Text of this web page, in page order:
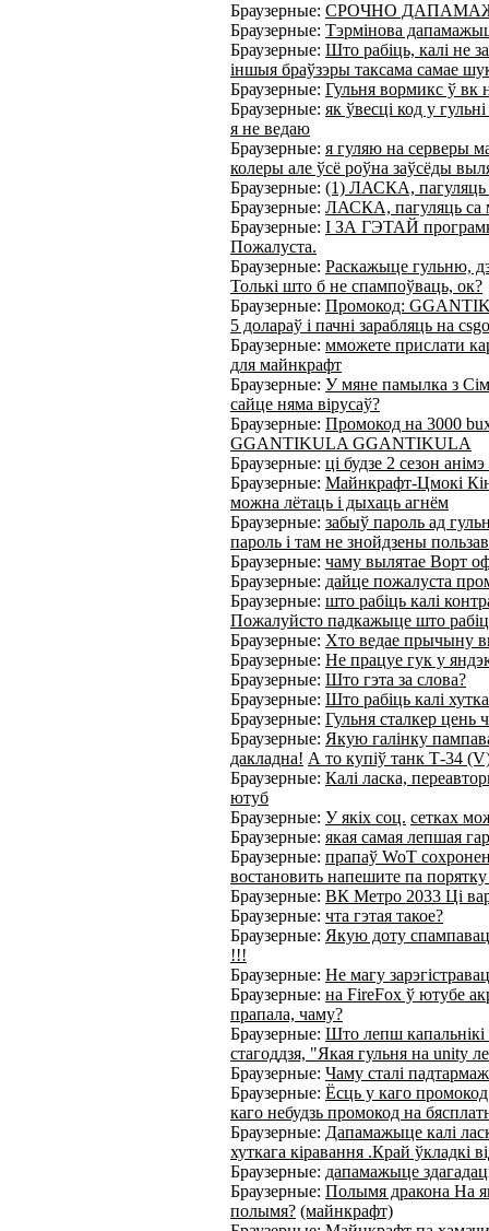
Браузерные: СРОЧНО
Браузерные: Тэрмінова
Браузерные: Што рабіць, калі не
іншыя браўзэры таксама самае
Браузерные: Гульня вормикс ў вк
Браузерные: як ўвесці код у
я не ведаю
Браузерные: я гуляю на серверы
колеры але ўсё роўна заўсёды
Браузерные: (1) ЛАСКА, пагуляць
Браузерные: ЛАСКА, пагуляць са
Браузерные: І ЗА ГЭТАЙ
Пожалуста.
Браузерные: Раскажыце гульню,
Толькі што б не спампоўваць, ок?
Браузерные: Промокод:
5 долараў і пачні зарабляць на
Браузерные: мможете прислати
для майнкрафт
Браузерные: У мяне памылка з
сайце няма вірусаў?
Браузерные: Промокод на 3000
GGANTIKULA GGANTIKULA
Браузерные: ці будзе 2 сезон
Браузерные: Майнкрафт-Цмокі
можна лётаць і дыхаць агнём
Браузерные: забыў пароль ад
пароль і там не знойдзены
Браузерные: чаму вылятае Ворт
Браузерные: дайце пожалуста
Браузерные: што рабіць калі
Пожалуйсто падкажыце што
Браузерные: Хто ведае прычыну
Браузерные: Не працуе гук у
Браузерные: Што гэта за слова?
Браузерные: Што рабіць калі
Браузерные: Гульня сталкер цень
Браузерные: Якую галінку
дакладна! А то купіў танк Т-34
Браузерные: Калі ласка,
ютуб
Браузерные: У якіх соц. сетках
Браузерные: якая самая лепшая
Браузерные: прапаў WoT
востановить напешите па порятку
Браузерные: ВК Метро 2033 Ці
Браузерные: чта гэтая такое?
Браузерные: Якую доту
!!!
Браузерные: Не магу
Браузерные: на FireFox ў ютубе
прапала, чаму?
Браузерные: Што лепш капальнікі
стагоддзя, "Якая гульня на unity
Браузерные: Чаму сталі
Браузерные: Ёсць у каго
каго небудзь промокод на
Браузерные: Дапамажыце калі
хуткага кіравання .Край ўкладкі
Браузерные: дапамажыце
Браузерные: Полымя дракона На
полымя? (майнкрафт)